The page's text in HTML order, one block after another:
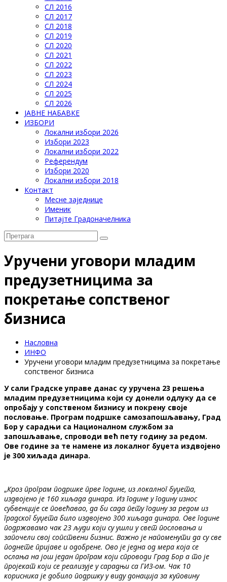
СЛ 2016
СЛ 2017
СЛ 2018
СЛ 2019
СЛ 2020
СЛ 2021
СЛ 2022
СЛ 2023
СЛ 2024
СЛ 2025
СЛ 2026
ЈАВНЕ НАБАВКЕ
ИЗБОРИ
Локални избори 2026
Избори 2023
Локални избори 2022
Референдум
Избори 2020
Локални избори 2018
Контакт
Месне заједнице
Именик
Питајте Градоначелника
Уручени уговори младим
предузетницима за
покретање сопственог
бизниса
Насловна
ИНФО
Уручени уговори младим предузетницима за покретање
сопственог бизниса
У сали Градске управе данас су уручена 23 решења
младим предузетницима који су донели одлуку да се
опробају у сопственом бизнису и покрену своје
пословање. Програм подршке самозапошљавању, Град
Бор у сарадњи са Националном службом за
запошљавање, спроводи већ пету годину за редом.
Ове године за те намене из локалног буџета издвојено
је 300 хиљада динара.
„Кроз програм подршке прве године, из локалног буџета,
издвојено је 160 хиљада динара. Из године у годину износ
субвенције се повећавао, да би сада пету годину за редом из
градског буџета било издвојено 300 хиљада динара. Ове године
подржавамо чак 23 људи који су ушли у свет пословања и
започели свој сопствени бизнис. Важно је напоменути да су све
поднете пријаве и одобрене. Ово је једна од мера која се
ослања на још један програм који спроводи Град Бор а то је
пројекат који се реализује у сарадњи са ГИЗ-ом. Чак 10
корисника је добило подршку у виду донација за куповину